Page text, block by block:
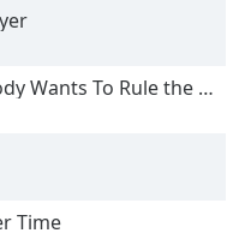
Wants To Rule the World
Time